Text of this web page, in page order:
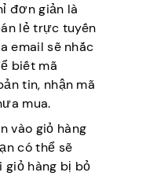
đơn giản là
lẻ trực tuyến
email sẽ nhắc
biết mã
tin, nhận mã
mua.
vào giỏ hàng
có thể sẽ
giỏ hàng bị bỏ